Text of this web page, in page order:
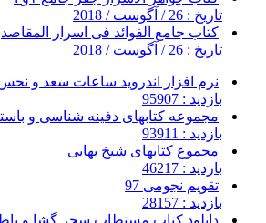
تاریخ : 26 / آگوست / 2018
کتاب جامع الفوائد فی اسرار المقاصد
تاریخ : 26 / آگوست / 2018
نرم افزار اندروید ساعات سعد و
بازدید : 95907
مجموعه کتابهای دفینه شناسی و
بازدید : 93911
مجموع کتابهای شیخ بهایی
بازدید : 46217
تقویم نجومی 97
بازدید : 28157